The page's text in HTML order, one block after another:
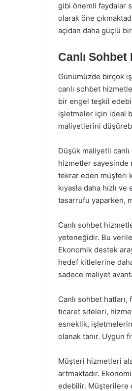
gibi önemli faydalar
olarak öne
açıdan daha güçlü
Canlı
Günümüzde birçok
canlı sohbet
bir engel teşkil
işletmeler için ideal
maliyetlerini
Düşük maliyetli
hizmetler sayesinde
tekrar eden müşteri
kıyasla daha hızlı
tasarrufu yaparken,
Canlı sohbet
yeteneğidir. Bu
Ekonomik destek
hedef kitlelerine
sadece maliyet
Canlı sohbet
ticaret siteleri,
esneklik,
olanak tanır. Uygun
Müşteri hizmetleri
artmaktadır.
edebilir. Müşterilere